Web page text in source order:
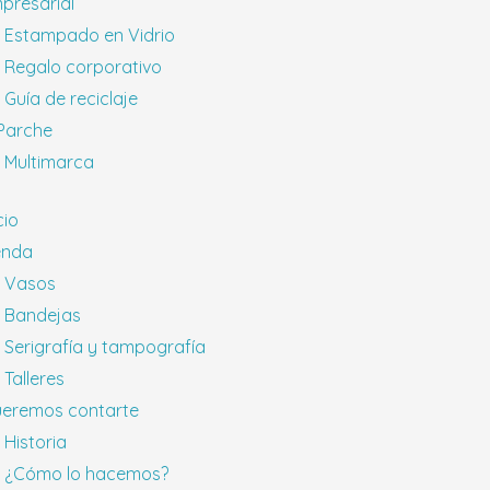
Estampado en Vidrio
Regalo corporativo
Guía de reciclaje
Multimarca
Vasos
Bandejas
Serigrafía y tampografía
Talleres
contarte
Historia
¿Cómo lo hacemos?